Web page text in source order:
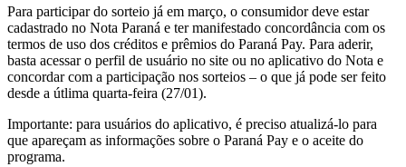
Para participar do sorteio já em março, o consumidor deve estar
cadastrado no Nota Paraná e ter manifestado concordância com os
termos de uso dos créditos e prêmios do Paraná Pay. Para aderir,
basta acessar o perfil de usuário no site ou no aplicativo do Nota e
concordar com a participação nos sorteios – o que já pode ser feito
desde a útlima quarta-feira (27/01).
Importante: para usuários do aplicativo, é preciso atualizá-lo para
que apareçam as informações sobre o Paraná Pay e o aceite do
programa.